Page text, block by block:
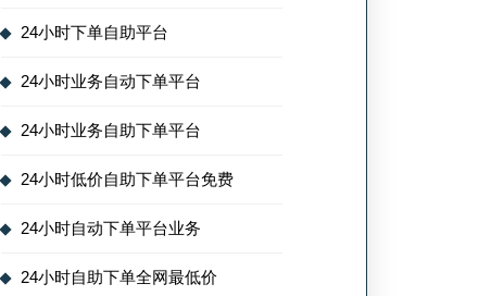
24小时下单自助平台
24小时业务自动下单平台
24小时业务自助下单平台
24小时低价自助下单平台免费
24小时自动下单平台业务
24小时自助下单全网最低价